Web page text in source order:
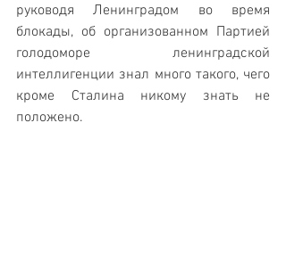
руководя Ленинградом во время
блокады, об организованном Партией
голодоморе ленинградской
интеллигенции знал много такого, чего
кроме Сталина никому знать не
положено.